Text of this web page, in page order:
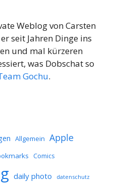
Weblog von Carsten
seit Jahren Dinge ins
und mal kürzeren
was Dobschat so
Gochu.
Allgemein Apple
Comics
daily photo datenschutz